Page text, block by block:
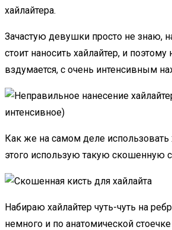
хайлайтера.
Зачастую девушки просто не знаю,
стоит наносить хайлайтер, и поэтому
вздумается, с очень интенсивным
Как же на самом деле использовать
этого использую такую скошенную
Набираю хайлайтер чуть-чуть на
немного и по анатомической